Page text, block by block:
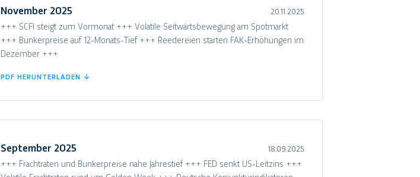
November 2025 20.11.2025
+++ SCFI steigt zum Vormonat +++ Volatile Seitwärtsbewegung am Spotmarkt
+++ Bunkerpreise auf 12-Monats-Tief +++ Reedereien starten FAK-Erhöhungen im
Dezember +++
PDF HERUNTERLADEN ↓
September 2025 18.09.2025
+++ Frachtraten und Bunkerpreise nahe Jahrestief +++ FED senkt US-Leitzins +++